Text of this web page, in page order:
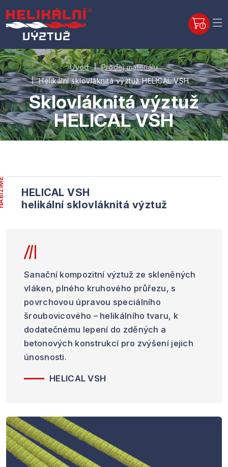
Úvod
Prodej materiálu
Helikální sklovláknitá výztuž HELICAL VSH
Sklovláknitá výztuž
HELICAL VSH
HELICAL VSH
helikální sklovláknitá výztuž
Sanační kompozitní výztuž ze skleněných
vláken, plného kruhového průřezu, s
povrchovou úpravou speciálního
šroubovicového – helikálního tvaru, k
dodatečnému lepení do zděných a
betonových konstrukcí pro zvýšení jejich
únosnosti.
HELICAL VSH